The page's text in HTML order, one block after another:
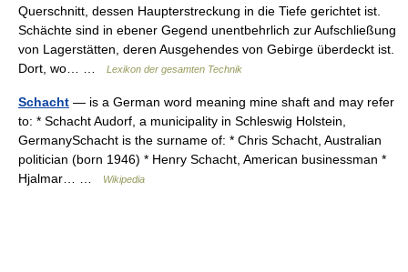
Querschnitt, dessen Haupterstreckung in die Tiefe gerichtet ist.
Schächte sind in ebener Gegend unentbehrlich zur Aufschließung
von Lagerstätten, deren Ausgehendes von Gebirge überdeckt ist.
Dort, wo… …
Lexikon der gesamten Technik
Schacht — is a German word meaning mine shaft and may refer
to: * Schacht Audorf, a municipality in Schleswig Holstein,
GermanySchacht is the surname of: * Chris Schacht, Australian
politician (born 1946) * Henry Schacht, American businessman *
Hjalmar… …
Wikipedia